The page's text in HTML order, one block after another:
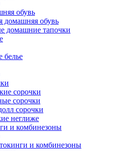
обувь
домашняя обувь
домашние тапочки
белье
сорочки
сорочки
сорочки
неглиже
и комбинезоны
и комбинезоны